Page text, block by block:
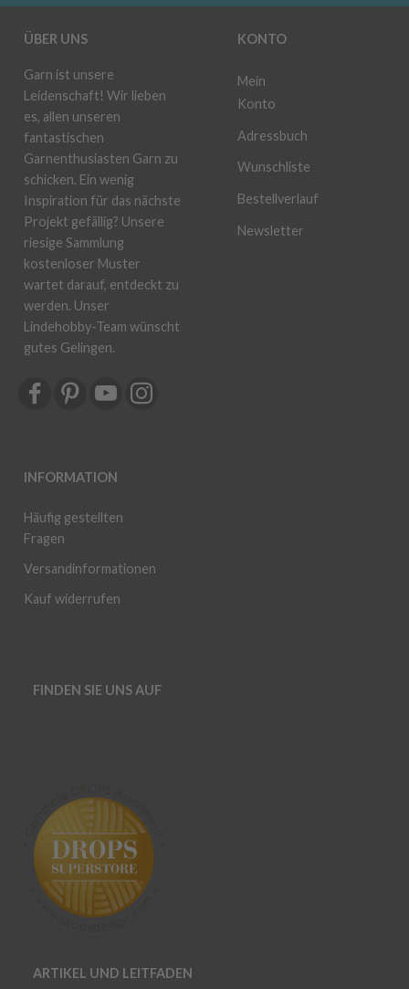
ÜBER UNS
Garn ist unsere
Leidenschaft! Wir lieben
es, allen unseren
fantastischen
Garnenthusiasten Garn zu
schicken. Ein wenig
Inspiration für das nächste
Projekt gefällig? Unsere
riesige Sammlung
kostenloser Muster
wartet darauf, entdeckt zu
werden. Unser
Lindehobby-Team wünscht
gutes Gelingen.
INFORMATION
Häufig gestellten
Fragen
Versandinformationen
Kauf widerrufen
KONTO
Mein
Konto
Adressbuch
Wunschliste
Bestellverlauf
Newsletter
FINDEN SIE UNS AUF
ARTIKEL UND LEITFADEN